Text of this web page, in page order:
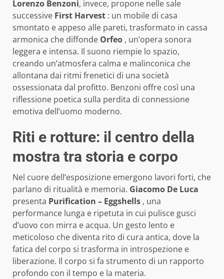
Lorenzo Benzoni, invece, propone nelle sale
successive First Harvest : un mobile di casa
smontato e appeso alle pareti, trasformato in cassa
armonica che diffonde Orfeo , un’opera sonora
leggera e intensa. Il suono riempie lo spazio,
creando un’atmosfera calma e malinconica che
allontana dai ritmi frenetici di una società
ossessionata dal profitto. Benzoni offre così una
riflessione poetica sulla perdita di connessione
emotiva dell’uomo moderno.
Riti e rotture: il centro della
mostra tra storia e corpo
Nel cuore dell’esposizione emergono lavori forti, che
parlano di ritualità e memoria. Giacomo De Luca
presenta Purification – Eggshells , una
performance lunga e ripetuta in cui pulisce gusci
d’uovo con mirra e acqua. Un gesto lento e
meticoloso che diventa rito di cura antica, dove la
fatica del corpo si trasforma in introspezione e
liberazione. Il corpo si fa strumento di un rapporto
profondo con il tempo e la materia.